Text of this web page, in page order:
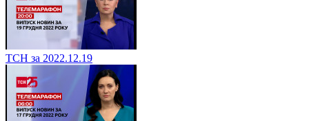
ТСН за 2022.12.19